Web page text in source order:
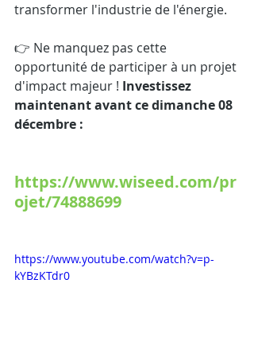
transformer l'industrie de l'énergie.
👉 Ne manquez pas cette
opportunité de participer à un projet
d'impact majeur ! Investissez
maintenant avant ce dimanche 08
décembre :
https://www.wiseed.com/pr
ojet/74888699
https://www.youtube.com/watch?v=p-
kYBzKTdr0